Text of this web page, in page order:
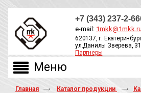
+7 (343) 237-2-
e-mail: 1mkk@1mkk.ru
620137, г.
ул.Данилы Зверева,
Партнеры
Главная Каталог продукции